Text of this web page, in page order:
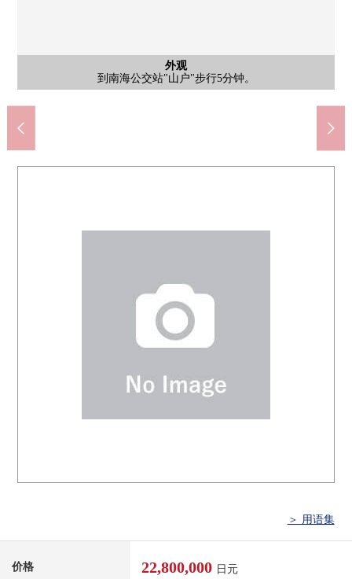
外观
到南海公交站"山户"步行5分钟。
外观
有土地面积251.00坪(约75.92坪)。
外观
有建筑面积109.26平米(约33.05坪)。
日式房间
是8张塌塌米日式房间。
日式房间
是6张塌塌米日式房间。如果取下与隔壁的日式房间的门槛的话，
能要14张塌塌米日式房间。
阳台
是面向东南的阳台。
阳台
光照在L字型的阳台良好。
含有前面道路的外观
是本房源的前面道路。
含有前面道路的外观
是本房源的前面道路。
栂·美木多站(约2390m)
步行30分钟。
LIFE城山台商店(约950m)
步行12分钟。
＞ 用语集
价格 22,800,000 日元